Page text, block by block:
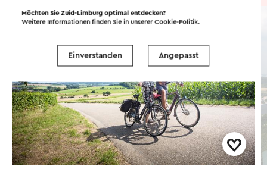
Möchten Sie Zuid-Limburg optimal entdecken?
Weitere Informationen finden Sie in unsererCookie-Politik.
Einverstanden Angepasst